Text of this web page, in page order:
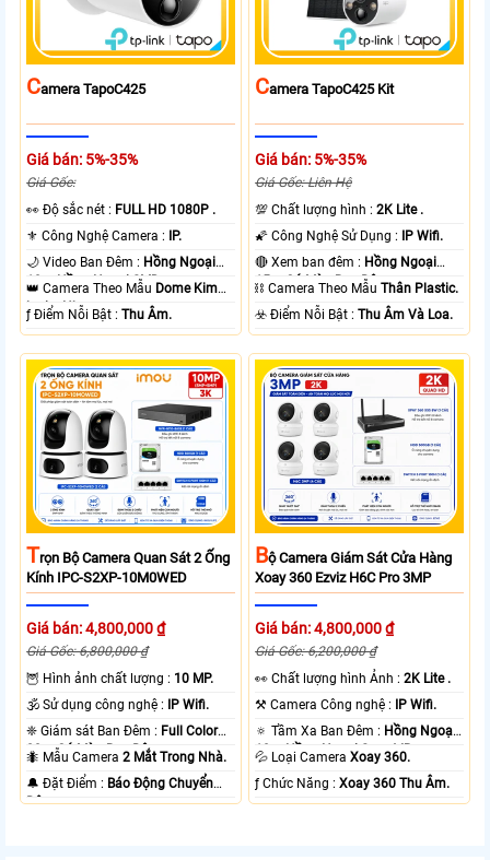
CAmera TapoC425
Giá bán: 5%-35%
Giá Gốc:
️👀 Độ sắc nét : FULL HD 1080P .
⚜️ Công Nghệ Camera : IP.
🌙 Video Ban Đêm : Hồng Ngoại
10m Hồng Ngoại SMD.
👑 Camera Theo Mẫu Dome Kim
loại + Nhựa.
️ƒ Điểm Nỗi Bật :Thu Âm.
CAmera TapoC425 Kit
Giá bán: 5%-35%
Giá Gốc: Liên Hệ
💯 Chất lượng hình :2K Lite .
🌠 Công Nghệ Sử Dụng : IP Wifi.
🔴 Xem ban đêm : Hồng Ngoại
15m Có Màu Ban Ðêm.
⛓ Camera Theo MẫuThân Plastic.
️☣️ Điểm Nỗi Bật :Thu Âm Và Loa.
TRọn Bộ Camera Quan Sát 2 Ống
Kính IPC-S2XP-10M0WED
Giá bán: 4,800,000 ₫
Giá Gốc: 6,800,000 ₫
🦉 Hình ảnh chất lượng : 10 MP.
🕉️ Sử dụng công nghệ : IP Wifi.
❈ Giám sát Ban Đêm : Full Color
20m Có Màu Ban Ðêm.
🐜 Mẫu Camera2 Mắt Trong Nhà.
️🔔 Đặt Điểm : Báo Động Chuyển
Động.
BỘ Camera Giám Sát Cửa Hàng
Xoay 360 Ezviz H6C Pro 3MP
Giá bán: 4,800,000 ₫
Giá Gốc: 6,200,000 ₫
️👀 Chất lượng hình Ảnh :2K Lite .
⚒ Camera Công nghệ : IP Wifi.
🔅 Tầm Xa Ban Đêm : Hồng Ngoại
10m Hồng Ngoại Smart IR.
💦 Loại CameraXoay 360.
️ƒ Chức Năng :Xoay 360 Thu Âm.